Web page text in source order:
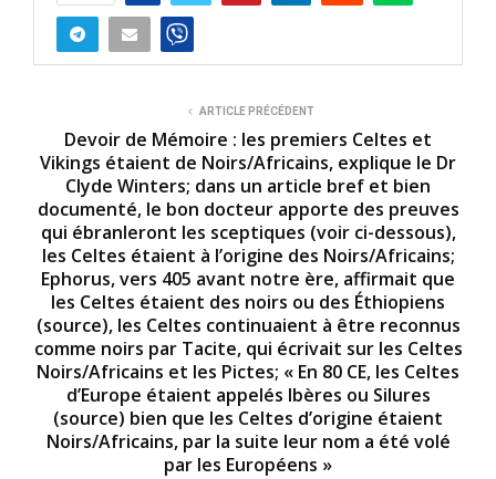
ARTICLE PRÉCÉDENT
Devoir de Mémoire : les premiers Celtes et
Vikings étaient de Noirs/Africains, explique le Dr
Clyde Winters; dans un article bref et bien
documenté, le bon docteur apporte des preuves
qui ébranleront les sceptiques (voir ci-dessous),
les Celtes étaient à l’origine des Noirs/Africains;
Ephorus, vers 405 avant notre ère, affirmait que
les Celtes étaient des noirs ou des Éthiopiens
(source), les Celtes continuaient à être reconnus
comme noirs par Tacite, qui écrivait sur les Celtes
Noirs/Africains et les Pictes; « En 80 CE, les Celtes
d’Europe étaient appelés Ibères ou Silures
(source) bien que les Celtes d’origine étaient
Noirs/Africains, par la suite leur nom a été volé
par les Européens »